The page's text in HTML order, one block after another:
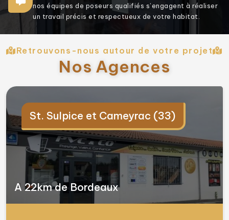
nos équipes de poseurs qualifiés s’engagent à réaliser
un travail précis et respectueux de votre habitat.
Retrouvons-nous autour de votre projet
Nos Agences
St. Sulpice et Cameyrac (33)
A 22km de Bordeaux